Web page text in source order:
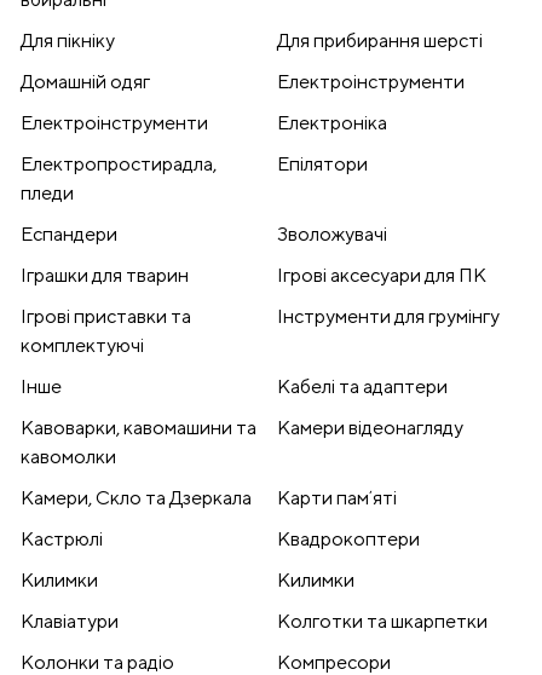
Для пікніку
Для прибирання шерсті
Домашній одяг
Електроінструменти
Електроінструменти
Електроніка
Електропростирадла,
пледи
Епілятори
Еспандери
Зволожувачі
Іграшки для тварин
Ігрові аксесуари для ПК
Ігрові приставки та
комплектуючі
Інструменти для грумінгу
Інше
Кабелі та адаптери
Кавоварки, кавомашини та
кавомолки
Камери відеонагляду
Камери, Скло та Дзеркала
Карти памʼяті
Кастрюлі
Квадрокоптери
Килимки
Килимки
Клавіатури
Колготки та шкарпетки
Колонки та радіо
Компресори